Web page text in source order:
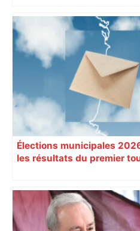
Tugan Sokhiev revient à
avant de diriger le concert
An à Vienne – ladepeche.fr
Élections municipales
les résultats du premier